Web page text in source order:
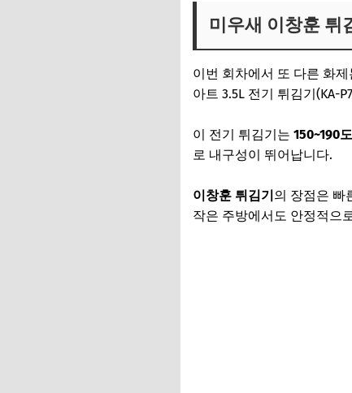
미우새 이창훈 튀
이번 회차에서 또 다른 화제
아트 3.5L 전기 튀김기(KA-
이 전기 튀김기는 150~190
로 내구성이 뛰어납니다.
이창훈 튀김기의 장점은 빠
작은 주방에서도 안정적으